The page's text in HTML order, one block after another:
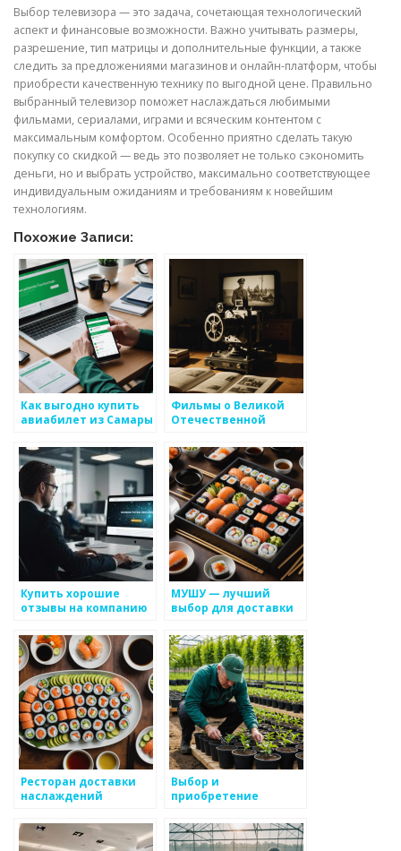
Выбор телевизора — это задача, сочетающая технологический
аспект и финансовые возможности. Важно учитывать размеры,
разрешение, тип матрицы и дополнительные функции, а также
следить за предложениями магазинов и онлайн-платформ, чтобы
приобрести качественную технику по выгодной цене. Правильно
выбранный телевизор поможет наслаждаться любимыми
фильмами, сериалами, играми и всяческим контентом с
максимальным комфортом. Особенно приятно сделать такую
покупку со скидкой — ведь это позволяет не только сэкономить
деньги, но и выбрать устройство, максимально соответствующее
индивидуальным ожиданиям и требованиям к новейшим
технологиям.
Похожие Записи:
Как выгодно купить
авиабилет из Самары
следующий день:
советы и
рекомендации
Фильмы о Великой
Отечественной
смотреть онлайн
лучшие картины на
тему Победы
Купить хорошие
отзывы на компанию
ли обращать
внимание?
МУШУ — лучший
выбор для доставки
Казани: обзор
сервиса и
особенности кухни
Ресторан доставки
наслаждений
широкий выбор
больших роллов и не
Выбор и
приобретение
Москве: советы
специалистов